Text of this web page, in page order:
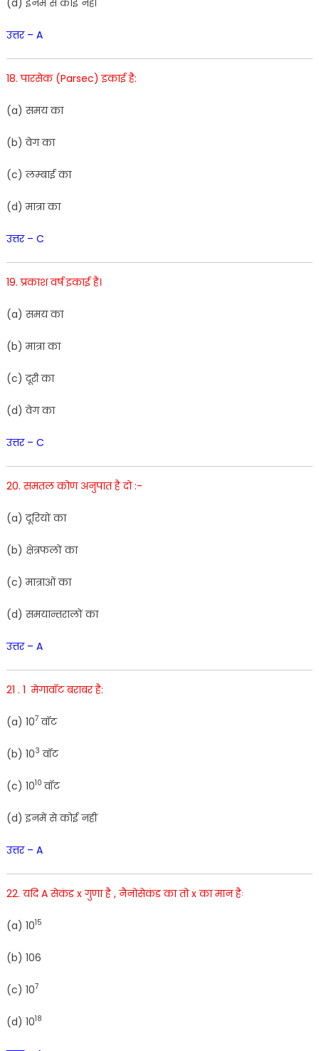
(d)इनमेंसेकोईनहीं
उत्तर – A
18. पारसेक (Parsec) इकाई है:
(a)समयका
(b)वेगका
(c)लम्बाईका
(d)मात्राका
उत्तर – C
19. प्रकाश वर्ष इकाई है।
(a)समयका
(b)मात्राका
(c)दूरी का
(d)वेगका
उत्तर – C
20. समतल कोण अनुपात है दो :-
(a)दूरियोंका
(b) क्षेत्रफलोंका
(c)मात्राओंका
(d)समयान्तरालोंका
उत्तर – A
21 . 1 मेगावॉट बराबर है:
(a) 107वॉट
(b) 103 वॉट
(c) 1010वॉट
(d)इनमेंसेकोईनहीं
उत्तर – A
22. यदिAसेकंड x गुणाहै , नैनोसेकंडकातोxकामानहैः
(a) 1015
(b) 106
(c) 107
(d) 1018